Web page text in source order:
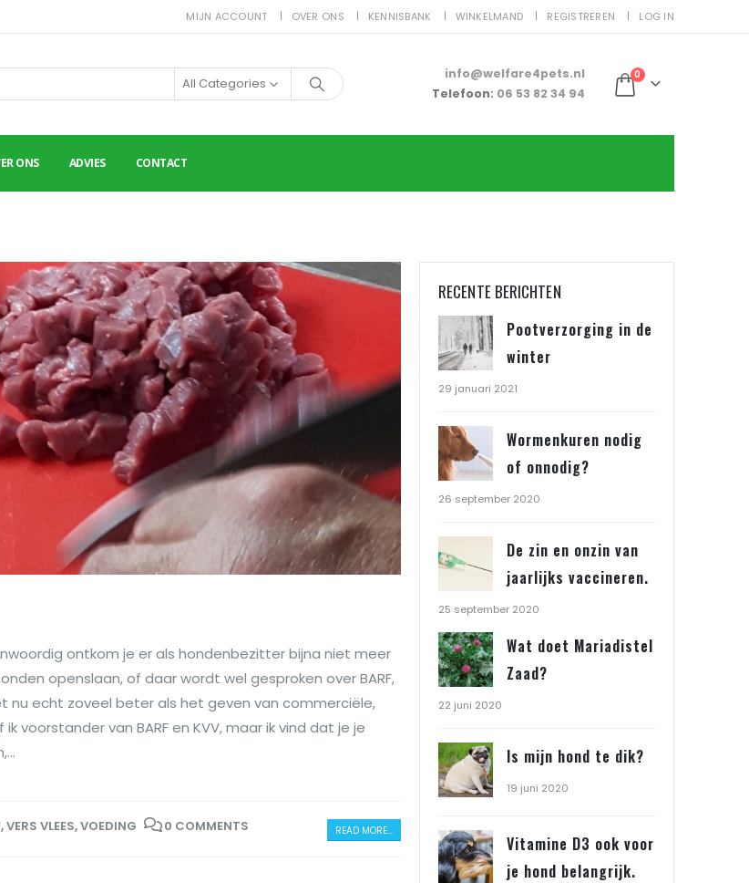
MIJN ACCOUNT OVER ONS KENNISBANK WINKELMAND REGISTREREN LOG IN
All Categories
info@welfare4pets.nl
Telefoon: 06 53 82 34 94
0
ONS ADVIES CONTACT
ontkom je er als hondenbezitter bijna niet meer
openslaan, of daar wordt wel gesproken over BARF,
nu echt zoveel beter als het geven van commerciële,
voorstander van BARF en KVV, maar ik vind dat je je
,VERS VLEES,VOEDING 0 COMMENTS READ MORE...
RECENTE BERICHTEN
Pootverzorging in de
winter
29 januari 2021
Wormenkuren nodig
of onnodig?
26 september 2020
De zin en onzin van
jaarlijks vaccineren.
25 september 2020
Wat doet Mariadistel
Zaad?
22 juni 2020
Is mijn hond te dik?
19 juni 2020
Vitamine D3 ook voor
je hond belangrijk.